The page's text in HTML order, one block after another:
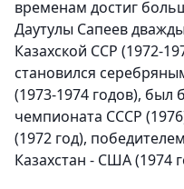
временам достиг
Даутулы Сапеев
Казахской ССР (1972-
становился
(1973-1974 годов),
чемпионата СССР
(1972 год),
Казахстан - США (1974